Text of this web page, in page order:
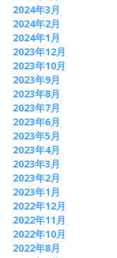
2024年3月
2024年2月
2024年1月
2023年12月
2023年10月
2023年9月
2023年8月
2023年7月
2023年6月
2023年5月
2023年4月
2023年3月
2023年2月
2023年1月
2022年12月
2022年11月
2022年10月
2022年8月